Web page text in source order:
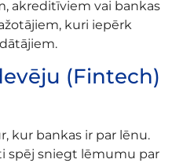
akreditīviem vai bankas
kuri iepērk
(Fintech)
kur bankas ir par lēnu.
spēj sniegt lēmumu par